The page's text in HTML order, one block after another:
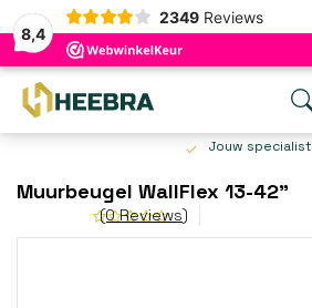
8,4
2349 Reviews
Jouw specialist
Muurbeugel WallFlex 13-42"
(0 Reviews)